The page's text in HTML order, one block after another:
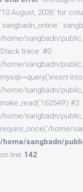
'10 August, 2026' for
/home/sangbadn/
Stack trace: #0
/home/sangbadn/
mysqli->query('insert into
/home/sangbadn/
make_read('162549') #2
/home/sangbadn/
require_once('/home/
/home/sangbadn/
on line 142